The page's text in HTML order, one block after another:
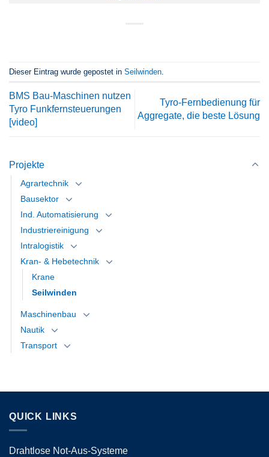
Projekte
Agrartechnik
Bausektor
Ind. Automatisierung
Industriereinigung
Intralogistik
Kran- & Hebetechnik
Krane
Seilwinden
Maschinenbau
Nautik
Transport
Dieser Eintrag wurde gepostet in Seilwinden
BMS Bau-Maschinen nutzen
Tyro Funkfernsteuerungen
[video]
Tyro-Fernbedienung für
Aggregate, die beste Lösung
QUICK LINKS
Drahtlose Not-Aus-Systeme